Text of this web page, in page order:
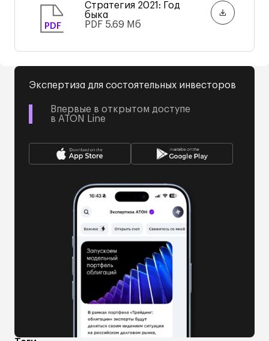
PDF
Стратегия 2021: Год
быка
PDF 5.69 Мб
Экспертиза для состоятельных инвесторов
Впервые в открытом доступе
в ATON Line